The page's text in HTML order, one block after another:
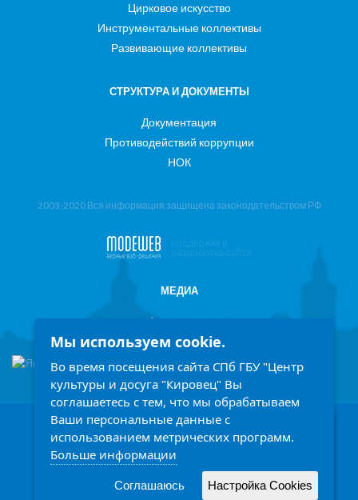
Цирковое искусство
Инструментальные коллективы
Развивающие коллективы
СТРУКТУРА И ДОКУМЕНТЫ
Документация
Противодействий коррупции
НОК
2003-2020 Вся информация защищена законодательством РФ
поддержка и
разработка сайта
МЕДИА
Фотоотчеты
Информация в СМИ
198207, Санкт-Петербург, проспект Стачек 158
Ежедневно с 9.00 до 21.00 часов
Написать обращение
(812) 758-14-77
Заголовок
Описание
Читать подробней
Принять
Мы используем cookie.
Во время посещения сайта СПб ГБУ "Центр
культуры и досуга "Кировец" Вы
соглашаетесь с тем, что мы обрабатываем
Ваши персональные данные с
использованием метрических программ.
Больше информации
Соглашаюсь Настройка Cookies